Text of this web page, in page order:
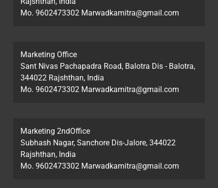
Mo. 9602473302 Marwadkamitra@gmail.com
Marketing Office
Sant Nivas Pachapadra Road, Balotra Dis - Balotra,
344022 Rajshthan, India
Mo. 9602473302 Marwadkamitra@gmail.com
Marketing 2ndOffice
Subhash Nagar, Sanchore Dis-Jalore, 344022
Rajshthan, India
Mo. 9602473302 Marwadkamitra@gmail.com